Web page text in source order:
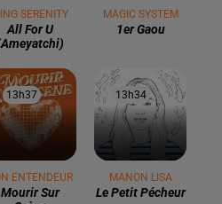
SERENITY
All For U
MAGIC SYSTEM
1er Gaou
13h37
13h37
ENTENDEUR
Mourir Sur
13h34
13h34
MANON LISA
Le Petit Pécheur